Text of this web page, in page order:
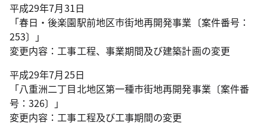
平成29年7月31日
「春日・後楽園駅前地区市街地再開発事業〔案件番号：
253〕」
変更内容：工事工程、事業期間及び建築計画の変更
平成29年7月25日
「八重洲二丁目北地区第一種市街地再開発事業〔案件番
号：326〕」
変更内容：工事工程及び工事期間の変更